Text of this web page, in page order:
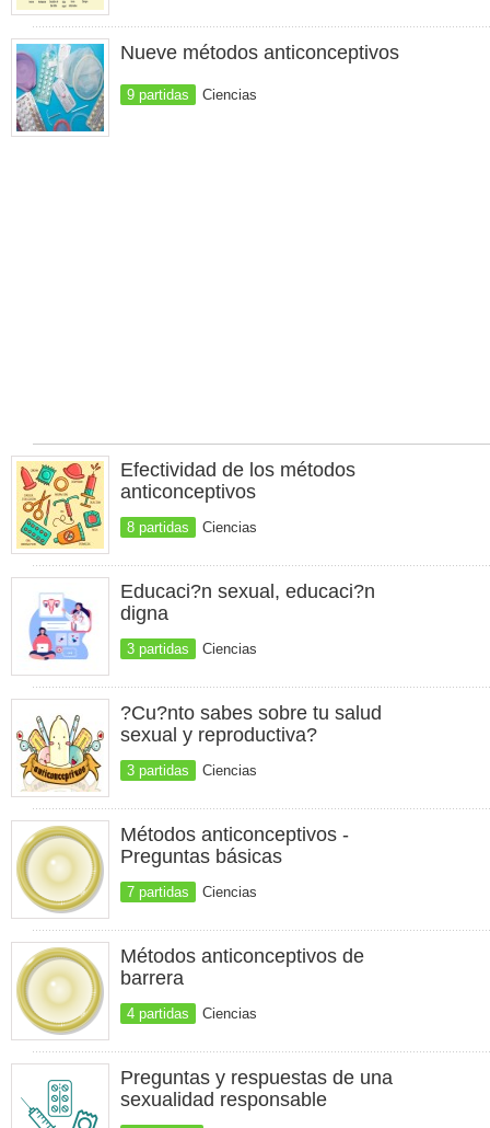
Nueve métodos anticonceptivos
9 partidas Ciencias
Efectividad de los métodos
anticonceptivos
8 partidas Ciencias
Educaci?n sexual, educaci?n
digna
3 partidas Ciencias
?Cu?nto sabes sobre tu salud
sexual y reproductiva?
3 partidas Ciencias
Métodos anticonceptivos -
Preguntas básicas
7 partidas Ciencias
Métodos anticonceptivos de
barrera
4 partidas Ciencias
Preguntas y respuestas de una
sexualidad responsable